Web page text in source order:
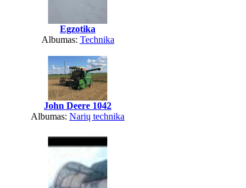
Egzotika
Albumas: Technika
John Deere 1042
Albumas: Narių technika